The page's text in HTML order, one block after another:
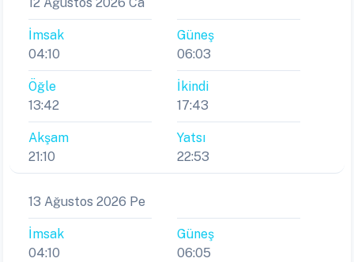
İmsak
04:10
Güneş
06:03
Öğle
13:42
İkindi
17:43
Akşam
21:10
Yatsı
22:53
13 Ağustos 2026 Pe
İmsak
04:10
Güneş
06:05